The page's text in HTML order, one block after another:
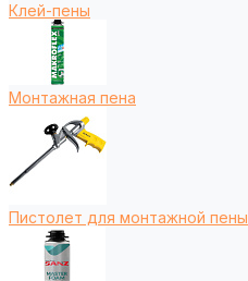
Клей-пены
Монтажная пена
Пистолет для монтажной пены